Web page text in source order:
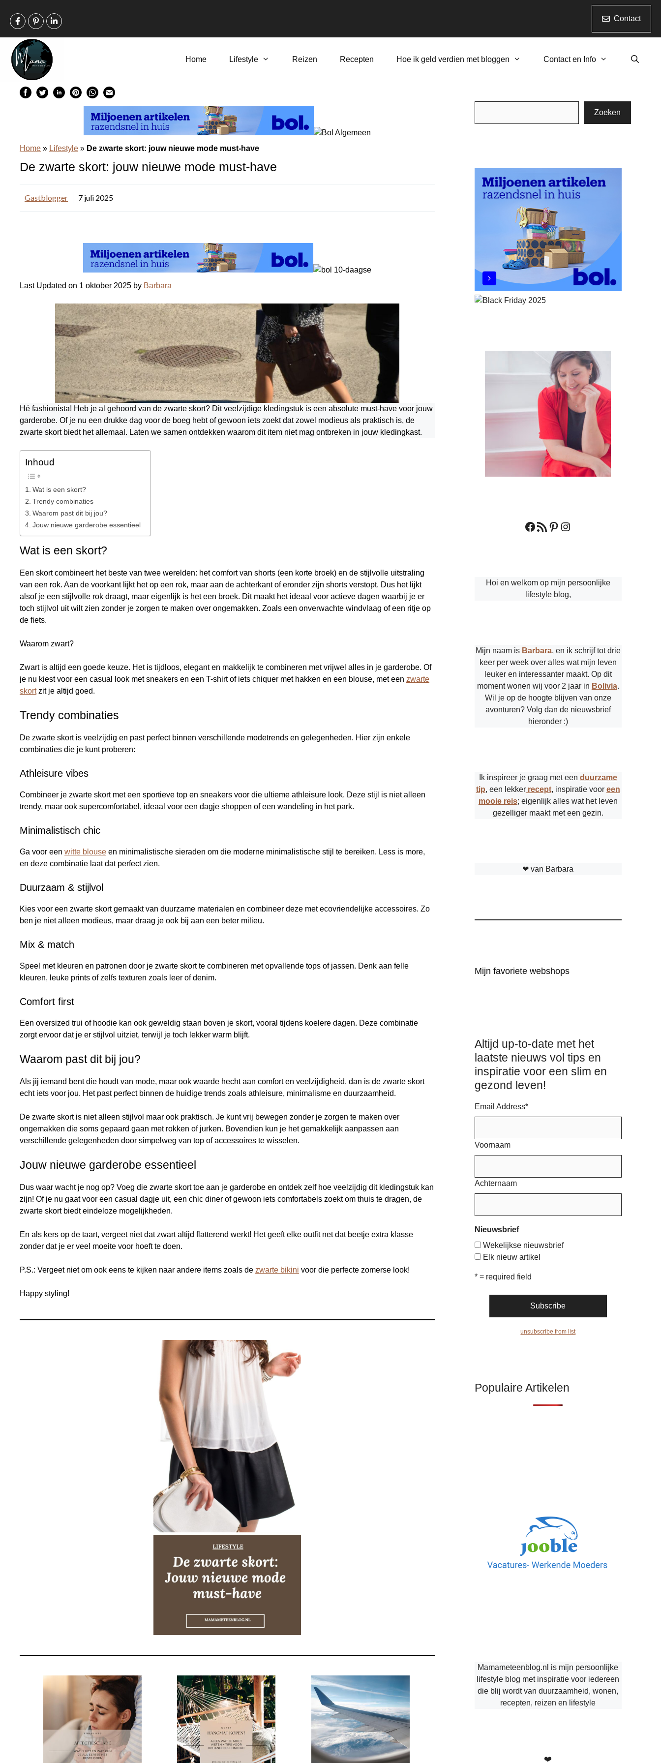
naar
inhoud
Contact
Home Lifestyle Reizen Recepten Hoe ik geld verdien met bloggen Contact en Info
Home » Lifestyle » De zwarte skort: jouw nieuwe mode must-have
De zwarte skort: jouw nieuwe mode must-have
Gastblogger 7 juli 2025
Last Updated on 1 oktober 2025 by Barbara
Hé fashionista! Heb je al gehoord van de zwarte skort? Dit veelzijdige kledingstuk is een absolute must-have voor jouw
garderobe. Of je nu een drukke dag voor de boeg hebt of gewoon iets zoekt dat zowel modieus als praktisch is, de
zwarte skort biedt het allemaal. Laten we samen ontdekken waarom dit item niet mag ontbreken in jouw kledingkast.
Inhoud
Wat is een skort?
Trendy combinaties
Waarom past dit bij jou?
Jouw nieuwe garderobe essentieel
Wat is een skort?
Een skort combineert het beste van twee werelden: het comfort van shorts (een korte broek) en de stijlvolle uitstraling
van een rok. Aan de voorkant lijkt het op een rok, maar aan de achterkant of eronder zijn shorts verstopt. Dus het lijkt
alsof je een stijlvolle rok draagt, maar eigenlijk is het een broek. Dit maakt het ideaal voor actieve dagen waarbij je er
toch stijlvol uit wilt zien zonder je zorgen te maken over ongemakken. Zoals een onverwachte windvlaag of een ritje op
de fiets.
Waarom zwart?
Zwart is altijd een goede keuze. Het is tijdloos, elegant en makkelijk te combineren met vrijwel alles in je garderobe. Of
je nu kiest voor een casual look met sneakers en een T-shirt of iets chiquer met hakken en een blouse, met een zwarte
skortzit je altijd goed.
Trendy combinaties
De zwarte skort is veelzijdig en past perfect binnen verschillende modetrends en gelegenheden. Hier zijn enkele
combinaties die je kunt proberen:
Athleisure vibes
Combineer je zwarte skort met een sportieve top en sneakers voor die ultieme athleisure look. Deze stijl is niet alleen
trendy, maar ook supercomfortabel, ideaal voor een dagje shoppen of een wandeling in het park.
Minimalistisch chic
Ga voor een witte blouse en minimalistische sieraden om die moderne minimalistische stijl te bereiken. Less is more,
en deze combinatie laat dat perfect zien.
Duurzaam & stijlvol
Kies voor een zwarte skort gemaakt van duurzame materialen en combineer deze met ecovriendelijke accessoires. Zo
ben je niet alleen modieus, maar draag je ook bij aan een beter milieu.
Mix & match
Speel met kleuren en patronen door je zwarte skort te combineren met opvallende tops of jassen. Denk aan felle
kleuren, leuke prints of zelfs texturen zoals leer of denim.
Comfort first
Een oversized trui of hoodie kan ook geweldig staan boven je skort, vooral tijdens koelere dagen. Deze combinatie
zorgt ervoor dat je er stijlvol uitziet, terwijl je toch lekker warm blijft.
Waarom past dit bij jou?
Als jij iemand bent die houdt van mode, maar ook waarde hecht aan comfort en veelzijdigheid, dan is de zwarte skort
echt iets voor jou. Het past perfect binnen de huidige trends zoals athleisure, minimalisme en duurzaamheid.
De zwarte skort is niet alleen stijlvol maar ook praktisch. Je kunt vrij bewegen zonder je zorgen te maken over
ongemakken die soms gepaard gaan met rokken of jurken. Bovendien kun je het gemakkelijk aanpassen aan
verschillende gelegenheden door simpelweg van top of accessoires te wisselen.
Jouw nieuwe garderobe essentieel
Dus waar wacht je nog op? Voeg die zwarte skort toe aan je garderobe en ontdek zelf hoe veelzijdig dit kledingstuk kan
zijn! Of je nu gaat voor een casual dagje uit, een chic diner of gewoon iets comfortabels zoekt om thuis te dragen, de
zwarte skort biedt eindeloze mogelijkheden.
En als kers op de taart, vergeet niet dat zwart altijd flatterend werkt! Het geeft elke outfit net dat beetje extra klasse
zonder dat je er veel moeite voor hoeft te doen.
P.S.: Vergeet niet om ook eens te kijken naar andere items zoals de zwarte bikini voor die perfecte zomerse look!
Happy styling!
Zoeken
Facebook
RSS feedPinterest
Instagram
Hoi en welkom op mijn persoonlijke
lifestyle blog,
Mijn naam is Barbara, en ik schrijf tot drie
keer per week over alles wat mijn leven
leuker en interessanter maakt. Op dit
moment wonen wij voor 2 jaar in Bolivia.
Wil je op de hoogte blijven van onze
avonturen? Volg dan de nieuwsbrief
hieronder :)
Ik inspireer je graag met een duurzame
tip, een lekkerrecept, inspiratie voor een
mooie reis; eigenlijk alles wat het leven
gezelliger maakt met een gezin.
❤︎ van Barbara
Mijn favoriete webshops
Altijd up-to-date met het
laatste nieuws vol tips en
inspiratie voor een slim en
gezond leven!
Email Address*
Voornaam
Achternaam
Nieuwsbrief
Wekelijkse nieuwsbrief
Elk nieuw artikel
* = required field
unsubscribe from list
Populaire Artikelen
Mamameteenblog.nl is mijn persoonlijke
lifestyle blog met inspiratie voor iedereen
die blij wordt van duurzaamheid, wonen,
recepten, reizen en lifestyle
❤️